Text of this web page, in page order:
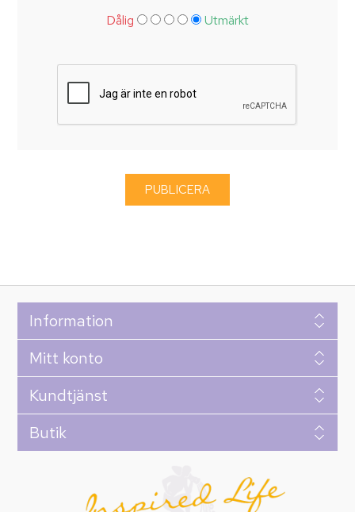
Dålig Utmärkt
Information
Mitt konto
Kundtjänst
Butik